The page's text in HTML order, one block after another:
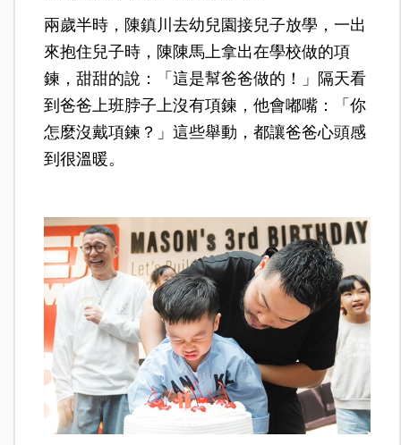
兩歲半時，陳鎮川去幼兒園接兒子放學，一出
來抱住兒子時，陳陳馬上拿出在學校做的項
鍊，甜甜的說：「這是幫爸爸做的！」隔天看
到爸爸上班脖子上沒有項鍊，他會嘟嘴：「你
怎麼沒戴項鍊？」這些舉動，都讓爸爸心頭感
到很溫暖。